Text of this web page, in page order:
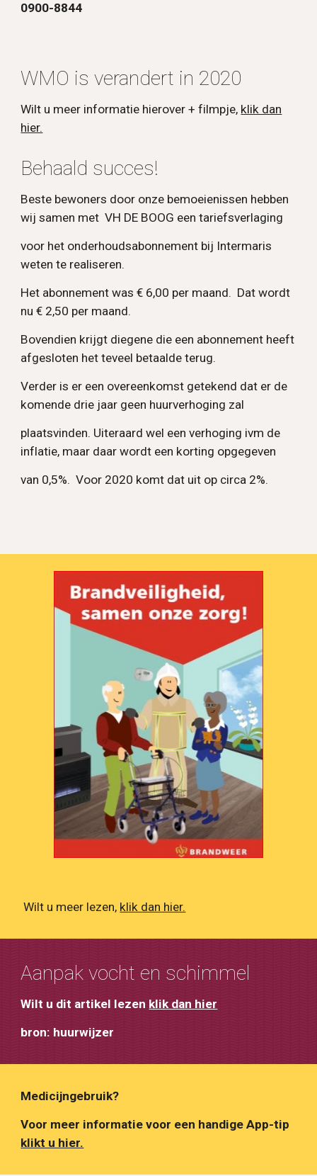
0900-8844
WMO is verandert in 2020
Wilt u meer informatie hierover + filmpje, klik dan
hier.
Behaald succes!
Beste bewoners door onze bemoeienissen hebben
wij samen met VH DE BOOG een tariefsverlaging
voor het onderhoudsabonnement bij Intermaris
weten te realiseren.
Het abonnement was € 6,00 per maand. Dat wordt
nu € 2,50 per maand.
Bovendien krijgt diegene die een abonnement heeft
afgesloten het teveel betaalde terug.
Verder is er een overeenkomst getekend dat er de
komende drie jaar geen huurverhoging zal
plaatsvinden. Uiteraard wel een verhoging ivm de
inflatie, maar daar wordt een korting opgegeven
van 0,5%. Voor 2020 komt dat uit op circa 2%.
Wilt u meer lezen, klik dan hier.
Aanpak vocht en schimmel
Wilt u dit artikel lezen klik dan hier
bron: huurwijzer
Medicijngebruik?
Voor meer informatie voor een handige App-tip
klikt u hier.